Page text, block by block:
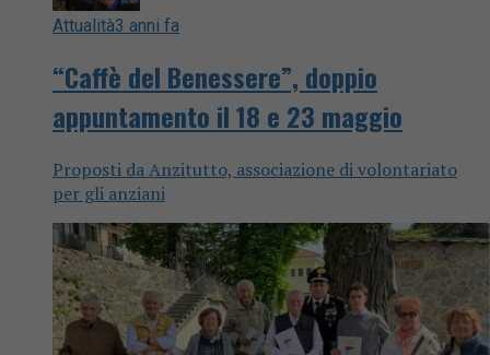
Attualità3 anni fa
“Caffè del Benessere”, doppio
appuntamento il 18 e 23 maggio
Proposti da Anzitutto, associazione di volontariato
per gli anziani